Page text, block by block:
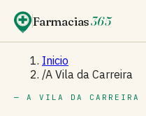
Farmacias365
Inicio
/A Vila da Carreira
— A VILA DA CARREIRA